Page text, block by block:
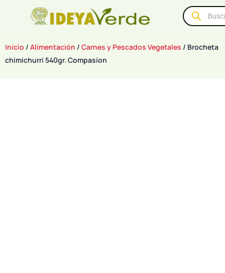
Inicio / Alimentación / Carnes y Pescados Vegetales / Brocheta
chimichurri 540gr. Compasion